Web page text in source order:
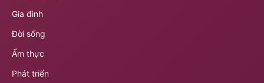
Gia đình
Đời sống
Ẩm thực
Phát triển